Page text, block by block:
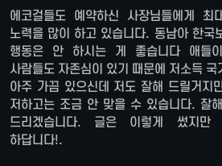
에코걸들도 예약하신 사장님들에게
노력을 많이 하고 있습니다. 동남아 한국
행동은 안 하시는 게 좋습니다 애들
사람들도 자존심이 있기 때문에 저소득
아주 가끔 있으신데 저도 잘해 드릴거지
저하고는 조금 안 맞을 수 있습니다. 잘
드리겠습니다. 글은 이렇게 썼지
하답니다!.